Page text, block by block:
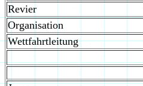
Revier
Organisation
Wettfahrtleitung